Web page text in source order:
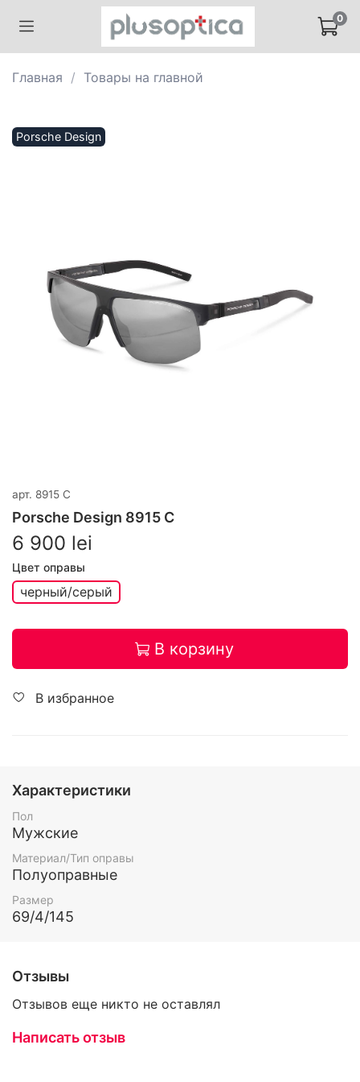
0
Главная Товары на главной
Porsche Design
арт. 8915 C
Porsche Design 8915 C
6 900 lei
Цвет оправы
черный/серый
В корзину
В избранное
Характеристики
Пол
Мужские
Материал/Тип оправы
Полуоправные
Размер
69/4/145
Отзывы
Отзывов еще никто не оставлял
Написать отзыв